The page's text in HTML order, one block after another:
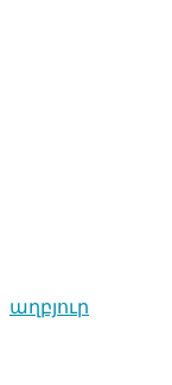
աղբյուր